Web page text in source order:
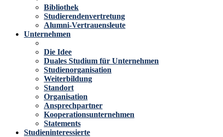
Bibliothek
Studierendenvertretung
Alumni-Vertrauensleute
Unternehmen
Die Idee
Duales Studium für Unternehmen
Studienorganisation
Weiterbildung
Standort
Organisation
Ansprechpartner
Kooperationsunternehmen
Statements
Studieninteressierte